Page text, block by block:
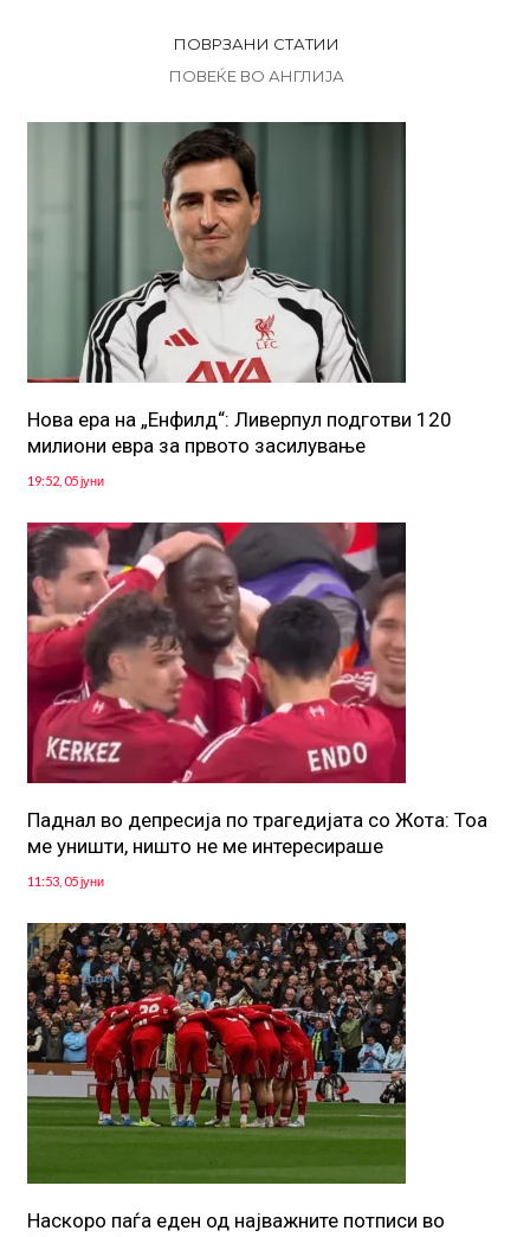
ПОВРЗАНИ СТАТИИ
ПОВЕЌЕ ВО АНГЛИЈА
Нова ера на „Енфилд“: Ливерпул подготви 120
милиони евра за првото засилување
19:52, 05 јуни
Паднал во депресија по трагедијата со Жота: Тоа
ме уништи, ништо не ме интересираше
11:53, 05 јуни
Наскоро паѓа еден од најважните потписи во